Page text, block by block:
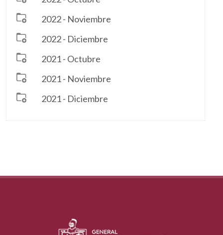
2022 - Noviembre
2022 - Diciembre
2021 - Octubre
2021 - Noviembre
2021 - Diciembre